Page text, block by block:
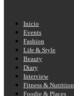
Inicio
Events
Fashion
Life & Style
Beauty
Diary
Interview
Fitness & Nutrition
Foodie & Places